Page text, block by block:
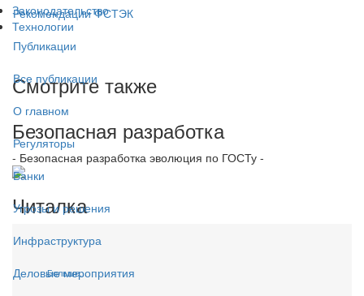
Рекомендации ФСТЭК
Публикации
Все публикации
О главном
Регуляторы
Банки
Угрозы и решения
Инфраструктура
Деловые мероприятия
Законодательство
Технологии
Смотрите также
Безопасная разработка
- Безопасная разработка эволюция по ГОСТу -
Читалка
Больше...